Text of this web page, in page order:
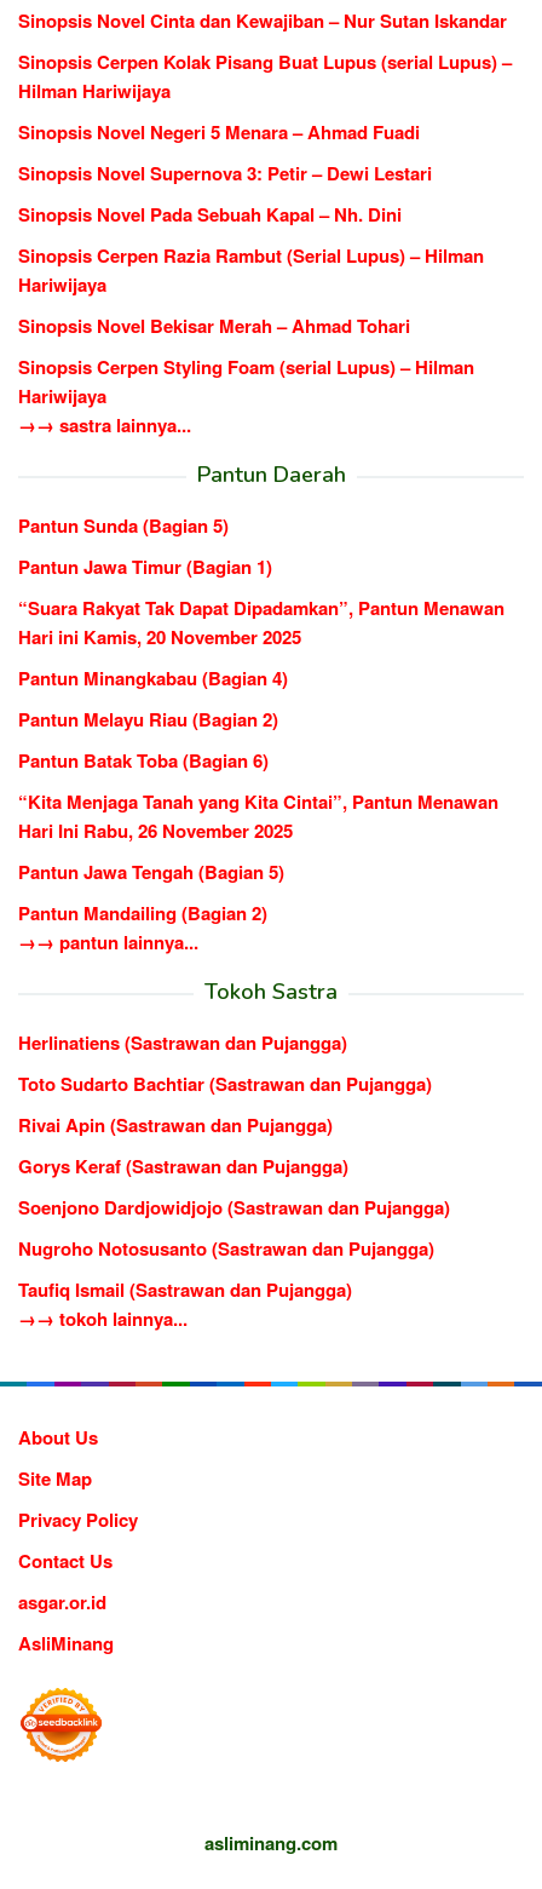
Sinopsis Novel Cinta dan Kewajiban – Nur Sutan Iskandar
Sinopsis Cerpen Kolak Pisang Buat Lupus (serial Lupus) –
Hilman Hariwijaya
Sinopsis Novel Negeri 5 Menara – Ahmad Fuadi
Sinopsis Novel Supernova 3: Petir – Dewi Lestari
Sinopsis Novel Pada Sebuah Kapal – Nh. Dini
Sinopsis Cerpen Razia Rambut (Serial Lupus) – Hilman
Hariwijaya
Sinopsis Novel Bekisar Merah – Ahmad Tohari
Sinopsis Cerpen Styling Foam (serial Lupus) – Hilman
Hariwijaya
→→ sastra lainnya...
Pantun Daerah
Pantun Sunda (Bagian 5)
Pantun Jawa Timur (Bagian 1)
“Suara Rakyat Tak Dapat Dipadamkan”, Pantun Menawan
Hari ini Kamis, 20 November 2025
Pantun Minangkabau (Bagian 4)
Pantun Melayu Riau (Bagian 2)
Pantun Batak Toba (Bagian 6)
“Kita Menjaga Tanah yang Kita Cintai”, Pantun Menawan
Hari Ini Rabu, 26 November 2025
Pantun Jawa Tengah (Bagian 5)
Pantun Mandailing (Bagian 2)
→→ pantun lainnya...
Tokoh Sastra
Herlinatiens (Sastrawan dan Pujangga)
Toto Sudarto Bachtiar (Sastrawan dan Pujangga)
Rivai Apin (Sastrawan dan Pujangga)
Gorys Keraf (Sastrawan dan Pujangga)
Soenjono Dardjowidjojo (Sastrawan dan Pujangga)
Nugroho Notosusanto (Sastrawan dan Pujangga)
Taufiq Ismail (Sastrawan dan Pujangga)
→→ tokoh lainnya...
About Us
Site Map
Privacy Policy
Contact Us
asgar.or.id
AsliMinang
asliminang.com